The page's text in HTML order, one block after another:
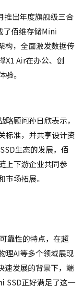
推出年度旗舰级三合
了佰维存储Mini
，全面激发数据传
X1 Air在办公、创
。
顾问孙日欣表示，
标准，并共享设计资
生态的发展，佰
上下游企业共同参
场拓展。
靠性的特点，在超
理AI等多个领域展现
速发展的背景下，端
SSD正好满足了这一